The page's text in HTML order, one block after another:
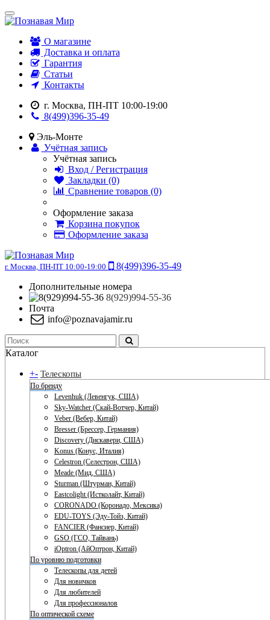
О магазине
Доставка и оплата
Гарантия
Статьи
Контакты
г. Москва, ПН-ПТ 10:00-19:00
8(499)396-35-49
Эль-Монте
Учётная запись
Учётная запись
Вход / Регистрация
Закладки (0)
Сравнение товаров (0)
Оформление заказа
Корзина покупок
Оформление заказа
г. Москва, ПН-ПТ 10:00-19:00
8(499)396-35-49
Дополнительные номера
8(929)994-55-36
Почта
info@poznavajamir.ru
Каталог
+- Телескопы
По бренду
Levenhuk (Левенгук, США)
Sky-Watcher (Скай-Вотчер, Китай)
Veber (Вебер, Китай)
Bresser (Брессер, Германия)
Discovery (Дискавери, США)
Konus (Конус, Италия)
Celestron (Селестрон, США)
Meade (Мид, США)
Sturman (Штурман, Китай)
Eastcolight (Истколайт, Китай)
CORONADO (Коронадо, Мексика)
EDU-TOYS (Эду-Тойз, Китай)
FANCIER (Фансиер, Китай)
GSO (ГСО, Тайвань)
iOptron (АйОптрон, Китай)
По уровню подготовки
Телескопы для детей
Для новичков
Для любителей
Для профессионалов
По оптической схеме